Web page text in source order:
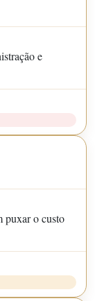
e
puxar o custo